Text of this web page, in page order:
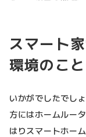
スマート
環境のこ
いかがでしたでし
方にはホームルー
はりスマートホー